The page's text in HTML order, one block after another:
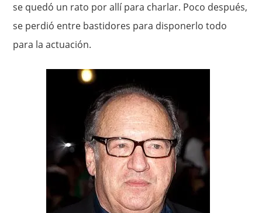
se quedó un rato por allí para charlar. Poco después,
se perdió entre bastidores para disponerlo todo
para la actuación.